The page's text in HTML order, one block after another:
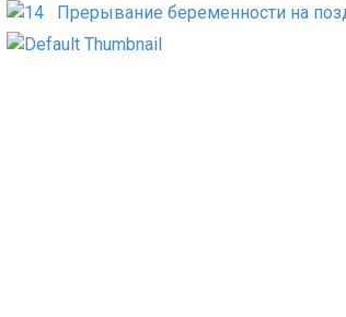
Прерывание беременности на